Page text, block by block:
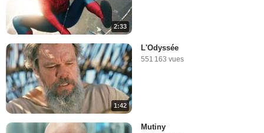
2:33
1:42
L'Odyssée
551 163 vues
Mutiny